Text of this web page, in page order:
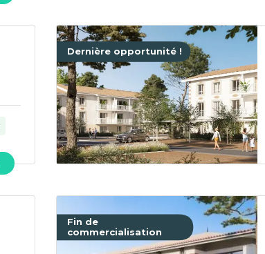
Dernière opportunité !
Fin de
commercialisation